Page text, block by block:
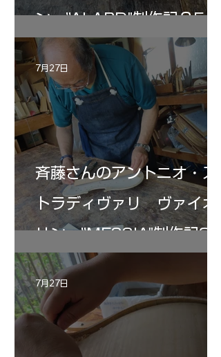
ン ”ALARD"制作記３5
斉藤さんのアントニオ・ス
トラディヴァリ ヴァイオ
リン ”MESSIA"制作記33
7月27日
7月27日